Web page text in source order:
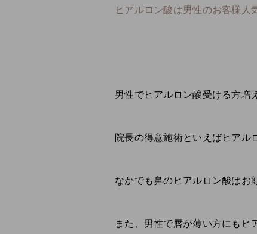
ヒアルロン酸は男性のお客様人
男性でヒアルロン酸受ける方増
院長の得意施術といえばヒアル
なかでも鼻のヒアルロン酸はお
また、男性で唇が薄い方にもヒ